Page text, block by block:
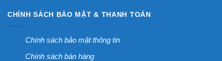
CHÍNH SÁCH BẢO MẬT & THANH TOÁN
Chính sách bảo mật thông tin
Chính sách bán hàng